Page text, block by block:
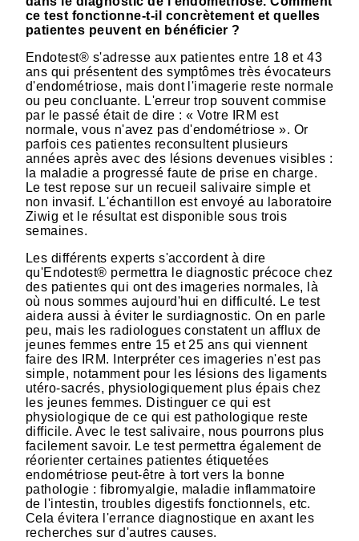
ce test fonctionne-t-il concrètement et quelles
patientes peuvent en bénéficier ?
Endotest® s'adresse aux patientes entre 18 et 43
ans qui présentent des symptômes très évocateurs
d'endométriose, mais dont l'imagerie reste normale
ou peu concluante. L'erreur trop souvent commise
par le passé était de dire : « Votre IRM est
normale, vous n'avez pas d'endométriose ». Or
parfois ces patientes reconsultent plusieurs
années après avec des lésions devenues visibles :
la maladie a progressé faute de prise en charge.
Le test repose sur un recueil salivaire simple et
non invasif. L'échantillon est envoyé au laboratoire
Ziwig et le résultat est disponible sous trois
semaines.
Les différents experts s'accordent à dire
qu'Endotest® permettra le diagnostic précoce chez
des patientes qui ont des imageries normales, là
où nous sommes aujourd'hui en difficulté. Le test
aidera aussi à éviter le surdiagnostic. On en parle
peu, mais les radiologues constatent un afflux de
jeunes femmes entre 15 et 25 ans qui viennent
faire des IRM. Interpréter ces imageries n'est pas
simple, notamment pour les lésions des ligaments
utéro-sacrés, physiologiquement plus épais chez
les jeunes femmes. Distinguer ce qui est
physiologique de ce qui est pathologique reste
difficile. Avec le test salivaire, nous pourrons plus
facilement savoir. Le test permettra également de
réorienter certaines patientes étiquetées
endométriose peut-être à tort vers la bonne
pathologie : fibromyalgie, maladie inflammatoire
de l'intestin, troubles digestifs fonctionnels, etc.
Cela évitera l'errance diagnostique en axant les
recherches sur d'autres causes.